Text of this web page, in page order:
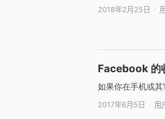
2018年2月25日
Facebook 的
如果你在手机或
2017年6月5日 用